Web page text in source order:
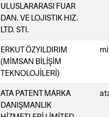
ULUSLARARASI FUAR
DAN. VE LOJISTIK HIZ.
LTD. STI.
ERKUT ÖZYILDIRIM
(MİMSAN BİLİŞİM
TEKNOLOJİLERİ)
ATA PATENT MARKA
DANIŞMANLIK